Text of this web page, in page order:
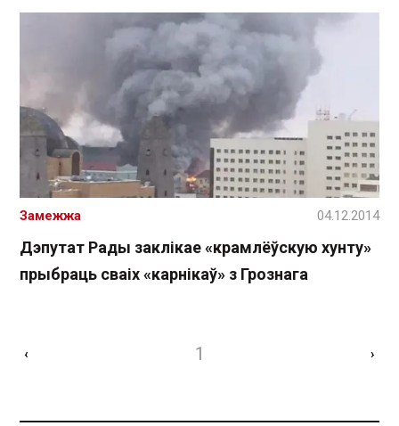
Дэпутат Рады заклікае «крамлёўскую хунту»
прыбраць сваіх «карнікаў» з Грознага
Замежжа 04.12.2014
‹ 1 ›